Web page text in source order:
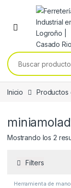
Skip to navigation
Skip to content
Buscar por:
Inicio Productos
Mostrando los 2
Filters
Herramienta de mano